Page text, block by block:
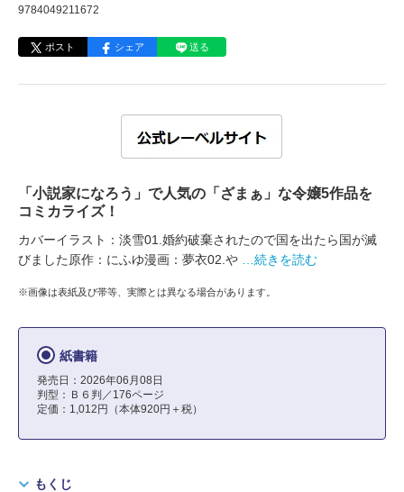
9784049211672
ポスト シェア 送る
「小説家になろう」で人気の「ざまぁ」な令嬢5作品を
コミカライズ！
カバーイラスト：淡雪01.婚約破棄されたので国を出たら国が滅
びました原作：にふゆ漫画：夢衣02.や
…続きを読む
※画像は表紙及び帯等、実際とは異なる場合があります。
紙書籍
発売日：2026年06月08日
判型：Ｂ６判／176ページ
定価：1,012円（本体920円＋税）
もくじ